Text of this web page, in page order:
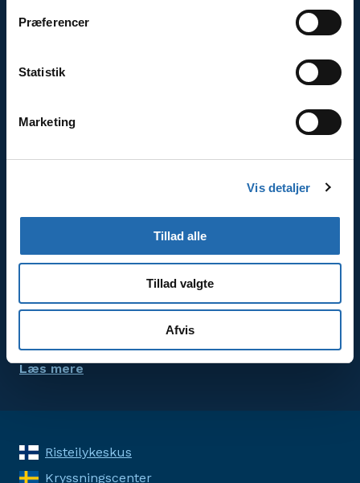
Præferencer
Statistik
Marketing
Vis detaljer
Tillad alle
Tillad valgte
Afvis
KrydstogtCenter er en del af Travel Specialist
Læs mere
Prisgaranti
KrydstogtCenter altid får krydstogtet til markedets
Læs mere
Risteilykeskus
Kryssningscenter